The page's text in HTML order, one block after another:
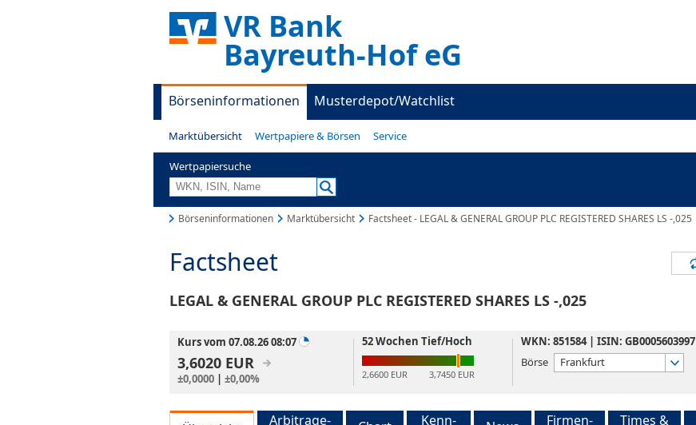
VR Bank
Bayreuth-Hof eG
Börseninformationen Musterdepot/Watchlist
Marktübersicht Wertpapiere & Börsen Service
Wertpapiersuche
Börseninformationen Marktübersicht Factsheet - LEGAL & GENERAL GROUP PLC REGISTERED SHARES LS -,025
Factsheet
LEGAL & GENERAL GROUP PLC REGISTERED SHARES LS -,025
Kurs vom 07.08.26 08:07
3,6020 EUR
±0,0000 | ±0,00%
52 Wochen Tief/Hoch
2,6600 EUR 3,7450 EUR
WKN: 851584 | ISIN: GB0005603997
Börse
Frankfurt
Arbitrage- Kenn- Firmen- Times &